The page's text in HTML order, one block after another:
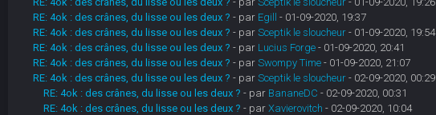
RE: 4ok : des crânes, du lisse ou les deux ? - par Egill
- 01-09-2020, 19:37
RE: 4ok : des crânes, du lisse ou les deux ? - par Sceptik le sloucheur- 01-09-2020, 19:54
RE: 4ok : des crânes, du lisse ou les deux ? - par Lucius Forge- 01-09-2020, 20:41
RE: 4ok : des crânes, du lisse ou les deux ? - par Swompy Time- 01-09-2020, 21:07
RE: 4ok : des crânes, du lisse ou les deux ? - par Sceptik le sloucheur- 02-09-2020, 00:29
RE: 4ok : des crânes, du lisse ou les deux ? - par BananeDC - 02-09-2020, 00:31
RE: 4ok : des crânes, du lisse ou les deux ? - par Xavierovitch - 02-09-2020, 10:04